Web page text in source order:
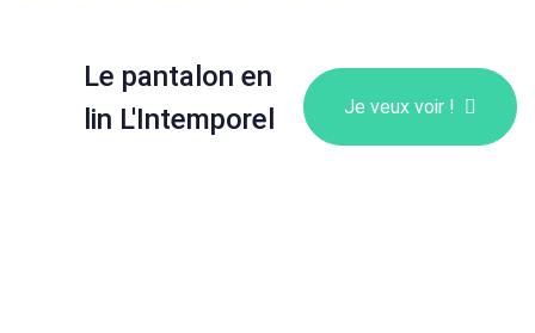
Le pantalon en
lin L'Intemporel
Je veux voir !